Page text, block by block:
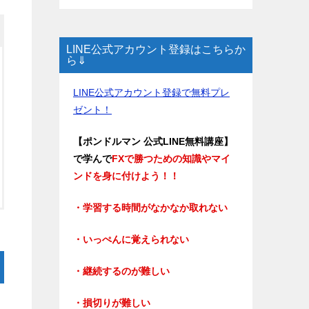
LINE公式アカウント登録はこちらか
ら⇓
LINE公式アカウント登録で無料プレ
ゼント！
【ポンドルマン 公式LINE無料講座】
で学んでFXで勝つための知識やマイ
ンドを身に付けよう！！
・学習する時間がなかなか取れない
・いっぺんに覚えられない
・継続するのが難しい
・損切りが難しい